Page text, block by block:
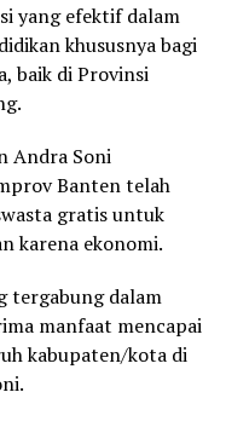
yang efektif dalam
khususnya bagi
baik di Provinsi
Andra Soni
Banten telah
gratis untuk
karena ekonomi.
tergabung dalam
manfaat mencapai
kabupaten/kota di